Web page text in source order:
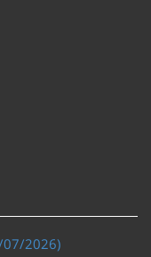
07/2026)